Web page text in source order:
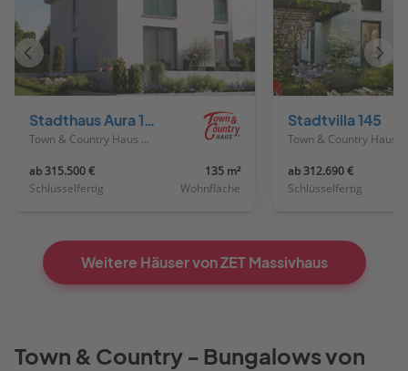
Stadthaus Aura 136
Town & Country Haus Deutschland
ab 315.500 €
Schlüsselfertig
135 m²
Wohnfläche
Stadtvilla 145
ab 312.690 €
Schlüsselfertig
Vorheriges
Haus
Haus
Weitere Häuser von ZET Massivhaus
Town & Country - Bungalows von